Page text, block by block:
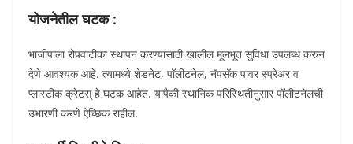
योजनेतील घटक :
भाजीपाला रोपवाटीका स्थापन करण्यासाठी खालील मूलभूत सुविधा उपलब्ध करुन
देणे आवश्यक आहे. त्यामध्ये शेडनेट, पॉलीटनेल, नॅपसॅक पावर स्प्रेअर व
प्लास्टीक क्रेटस् हे घटक आहेत. यापैकी स्थानिक परिस्थितीनुसार पॉलीटनेलची
उभारणी करणे ऐच्छिक राहील.